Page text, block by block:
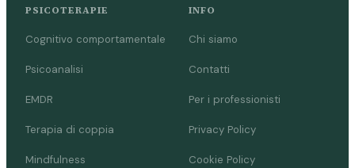
PSICOTERAPIE
Cognitivo comportamentale
Psicoanalisi
EMDR
Terapia di coppia
Mindfulness
INFO
Chi siamo
Contatti
Per i professionisti
Privacy Policy
Cookie Policy